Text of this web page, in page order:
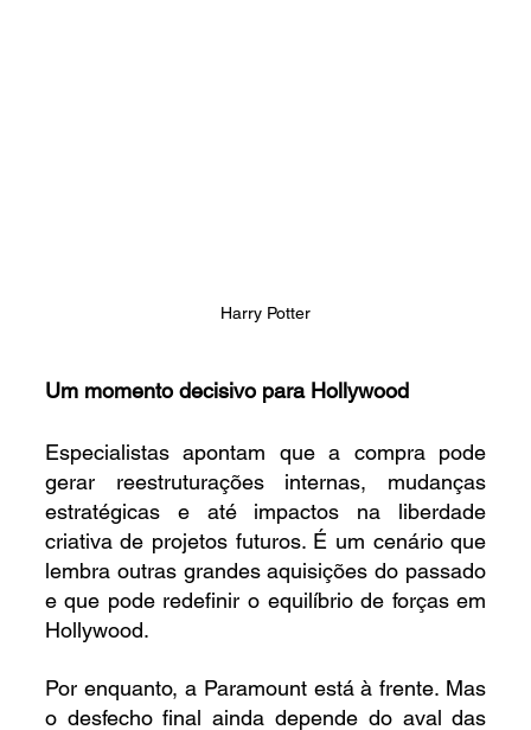
Harry Potter
Um momento decisivo para Hollywood
Especialistas apontam que a compra pode
gerar reestruturações internas, mudanças
estratégicas e até impactos na liberdade
criativa de projetos futuros. É um cenário que
lembra outras grandes aquisições do passado
e que pode redefinir o equilíbrio de forças em
Hollywood.
Por enquanto, a Paramount está à frente. Mas
o desfecho final ainda depende do aval das